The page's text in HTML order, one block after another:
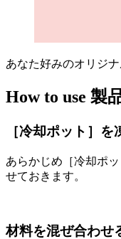
あなた好みのオリジ
How to use 製
［冷却ポット］を
あらかじめ［冷却ポ
せておきます。
材料を混ぜ合わせ